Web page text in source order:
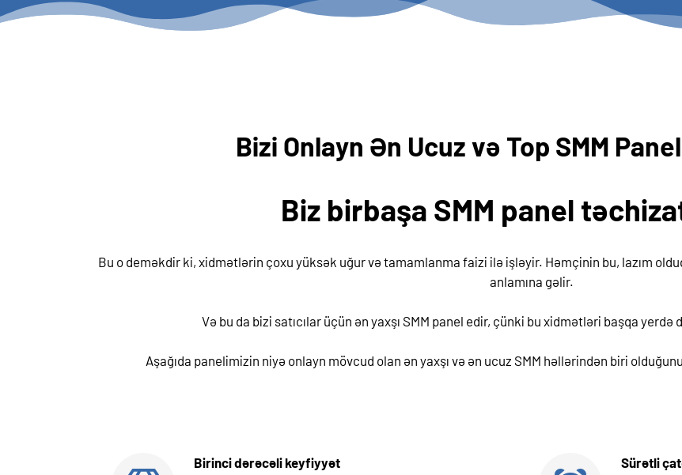
Bizi Onlayn Ən Ucuz və Top SMM
Biz birbaşa SMM panel
Bu o deməkdir ki, xidmətlərin çoxu yüksək uğur və tamamlanma faizi ilə işləyir. Həmçinin bu, lazım
anlamına gəlir.
Və bu da bizi satıcılar üçün ən yaxşı SMM panel edir, çünki bu xidmətləri başqa
Aşağıda panelimizin niyə onlayn mövcud olan ən yaxşı və ən ucuz SMM həllərindən biri
Birinci dərəcəli keyfiyyət
Sürətli